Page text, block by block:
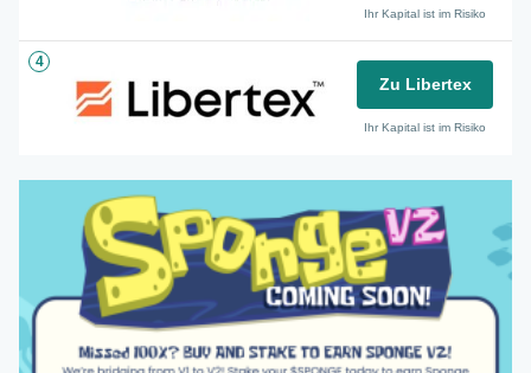
Ihr Kapital ist im Risiko
4
Zu Libertex
Ihr Kapital ist im Risiko